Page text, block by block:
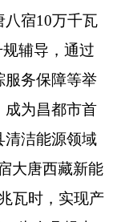
八宿10万千瓦
规辅导，通过
服务保障等举
成为昌都市首
清洁能源领域
大唐西藏新能
瓦时，实现产